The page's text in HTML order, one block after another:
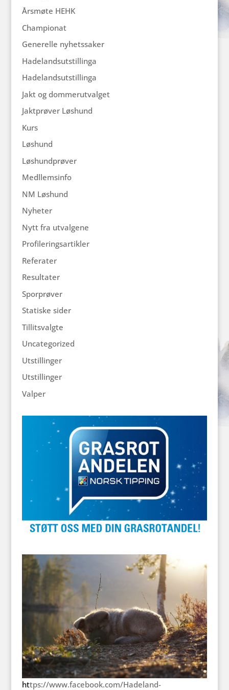
Årsmøte HEHK
Championat
Generelle nyhetssaker
Hadelandsutstillinga
Hadelandsutstillinga
Jakt og dommerutvalget
Jaktprøver Løshund
Kurs
Løshund
Løshundprøver
Medllemsinfo
NM Løshund
Nyheter
Nytt fra utvalgene
Profileringsartikler
Referater
Resultater
Sporprøver
Statiske sider
Tillitsvalgte
Uncategorized
Utstillinger
Utstillinger
Valper
https://www.facebook.com/Hadeland-